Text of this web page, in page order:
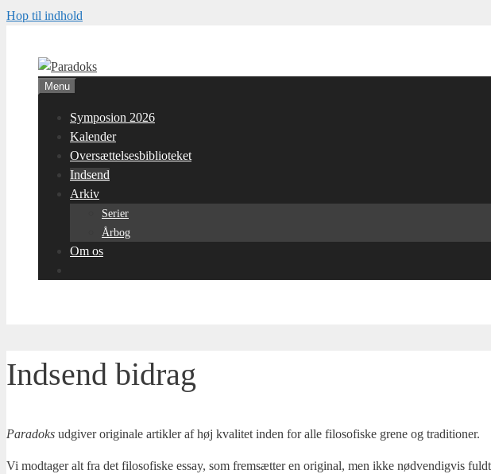
Hop til indhold
Menu
Symposion 2026
Kalender
Oversættelsesbiblioteket
Indsend
Arkiv
Serier
Årbog
Om os
Indsend bidrag
Para­doks udgi­ver ori­gi­na­le artik­ler af høj kva­li­tet inden for alle filo­so­fi­ske gre­ne og tra­di­tio­ner.
Vi mod­ta­ger alt fra det filo­so­fi­ske essay, som frem­sæt­ter en ori­gi­nal, men ikke nød­ven­dig­vis